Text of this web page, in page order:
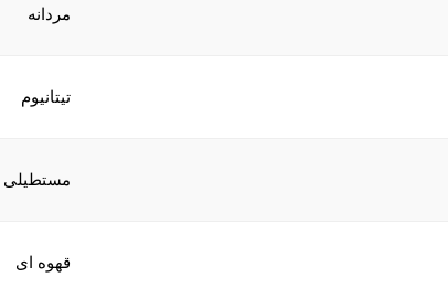
مردانه
تیتانیوم
مستطیلی
قهوه ای